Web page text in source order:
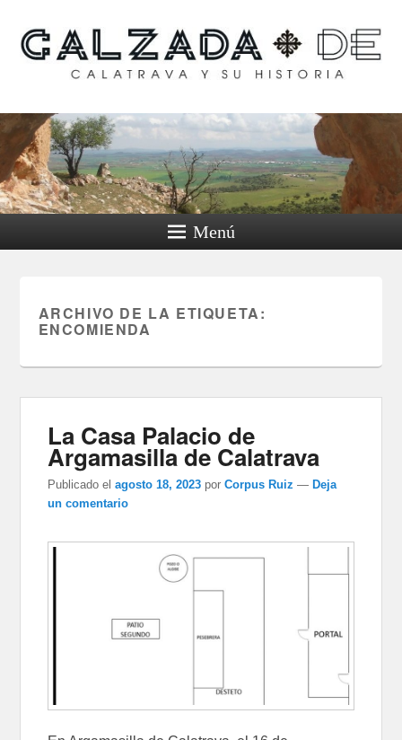
Calzada de Calatrava y
su historia
Menú
ARCHIVO DE LA ETIQUETA:
ENCOMIENDA
La Casa Palacio de
Argamasilla de Calatrava
Publicado el agosto 18, 2023 porCorpus Ruiz — Deja
un comentario